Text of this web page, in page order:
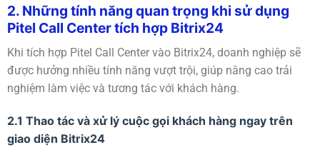
2. Những tính năng quan trọng khi sử dụng
Pitel Call Center tích hợp Bitrix24
Khi tích hợp Pitel Call Center vào Bitrix24, doanh nghiệp sẽ
được hưởng nhiều tính năng vượt trội, giúp nâng cao trải
nghiệm làm việc và tương tác với khách hàng.
2.1 Thao tác và xử lý cuộc gọi khách hàng ngay trên
giao diện Bitrix24